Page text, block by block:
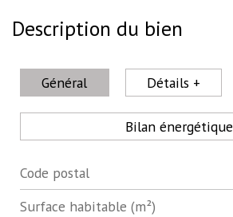
Description du bien
Général Détails +
Bilan énergétique
Label
Code postal
Surface habitable (m²)